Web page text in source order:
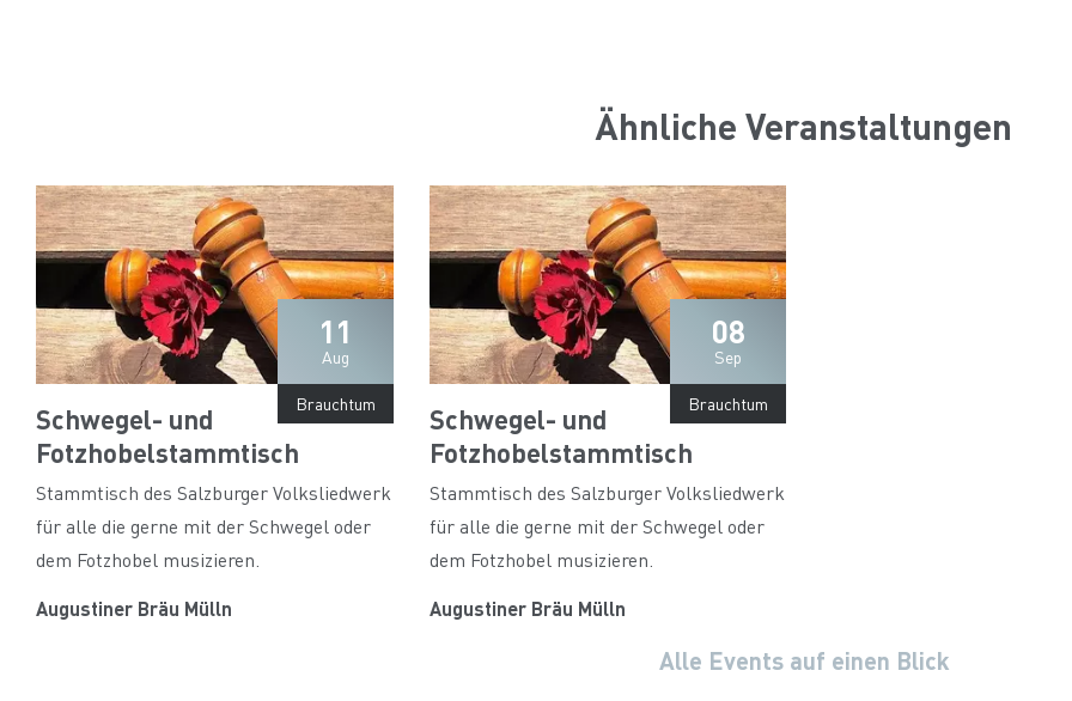
Ähnliche Veranstaltungen
11
Aug
Brauchtum
Schwegel- und
Fotzhobelstammtisch
Stammtisch des Salzburger Volksliedwerk
für alle die gerne mit der Schwegel oder
dem Fotzhobel musizieren.
Augustiner Bräu Mülln
08
Sep
Brauchtum
Schwegel- und
Fotzhobelstammtisch
Stammtisch des Salzburger Volksliedwerk
für alle die gerne mit der Schwegel oder
dem Fotzhobel musizieren.
Augustiner Bräu Mülln
Alle Events auf einen Blick